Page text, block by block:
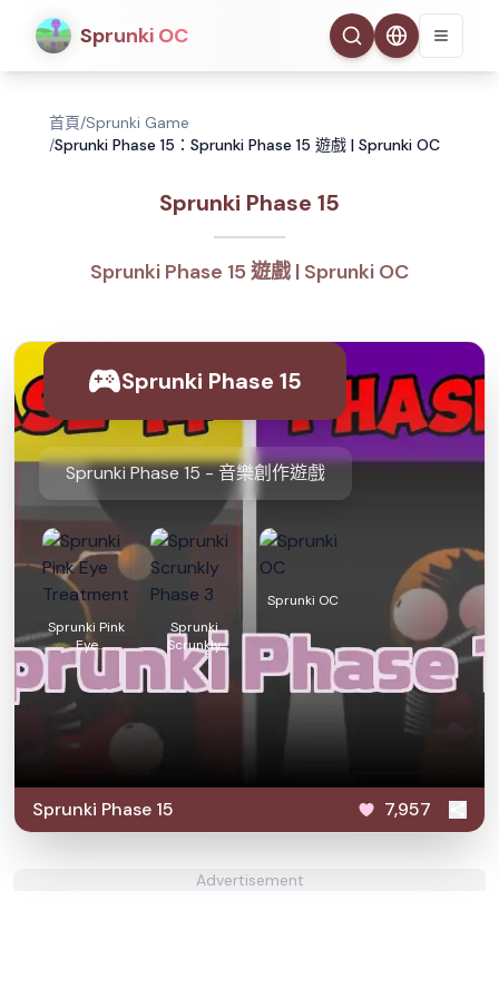
Sprunki OC
首頁/Sprunki Game
/Sprunki Phase 15：Sprunki Phase 15 遊戲 | Sprunki OC
Sprunki Phase 15
Sprunki Phase 15 遊戲 | Sprunki OC
Sprunki Phase 15
Sprunki Phase 15 - 音樂創作遊戲
Sprunki Pink
Eye
Treatment
Sprunki
Scrunkly
Phase 3
Sprunki OC
Sprunki Phase 15 7,957
Advertisement